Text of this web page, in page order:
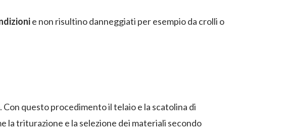
e non risultino danneggiati per esempio da crolli o
questo procedimento il telaio e la scatolina di
la triturazione e la selezione dei materiali secondo